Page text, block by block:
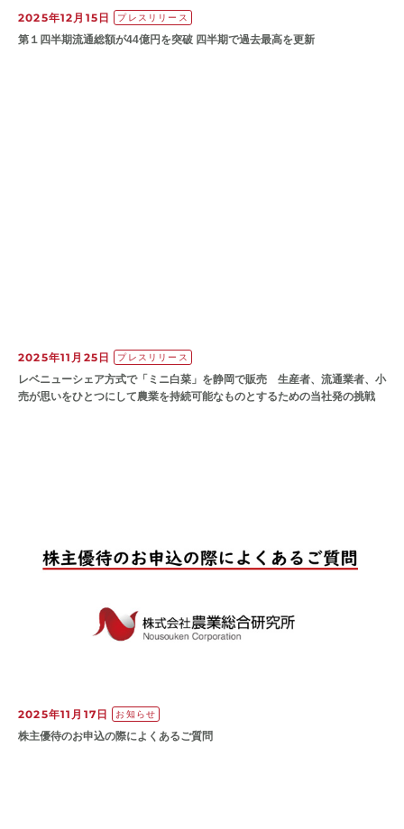
2025年12月15日 プレスリリース
第１四半期流通総額が44億円を突破 四半期で過去最高を更新
2025年11月25日 プレスリリース
レベニューシェア方式で「ミニ白菜」を静岡で販売 生産者、流通業者、小
売が思いをひとつにして農業を持続可能なものとするための当社発の挑戦
2025年11月17日 お知らせ
株主優待のお申込の際によくあるご質問